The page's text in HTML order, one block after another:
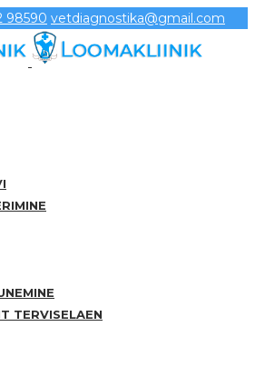
98590 vetdiagnostika@gmail.com
TERVISELAEN